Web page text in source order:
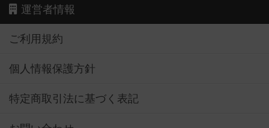
運営者情報
ご利用規約
個人情報保護方針
特定商取引法に基づく表記